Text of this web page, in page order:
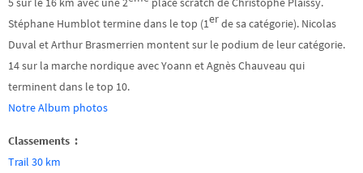
Stéphane Humblot termine dans le top (1erde sa catégorie). Nicolas
Duval et Arthur Brasmerrien montent sur le podium de leur catégorie.
14 sur la marche nordique avec Yoann et Agnès Chauveau qui
terminent dans le top 10.
Notre Album photos
Classements :
Trail 30 km